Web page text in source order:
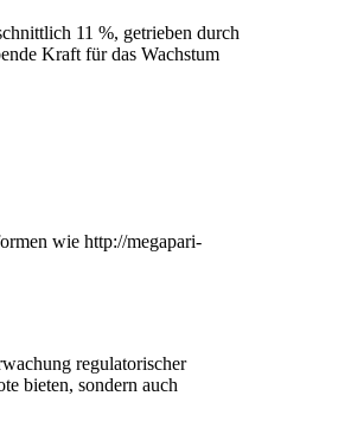
11 %, getrieben durch
Kraft für das Wachstum
wie http://megapari-
regulatorischer
bieten, sondern auch